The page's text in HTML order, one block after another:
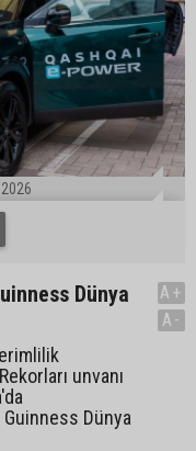
Dünya
unvanı
Dünya
A+
A-